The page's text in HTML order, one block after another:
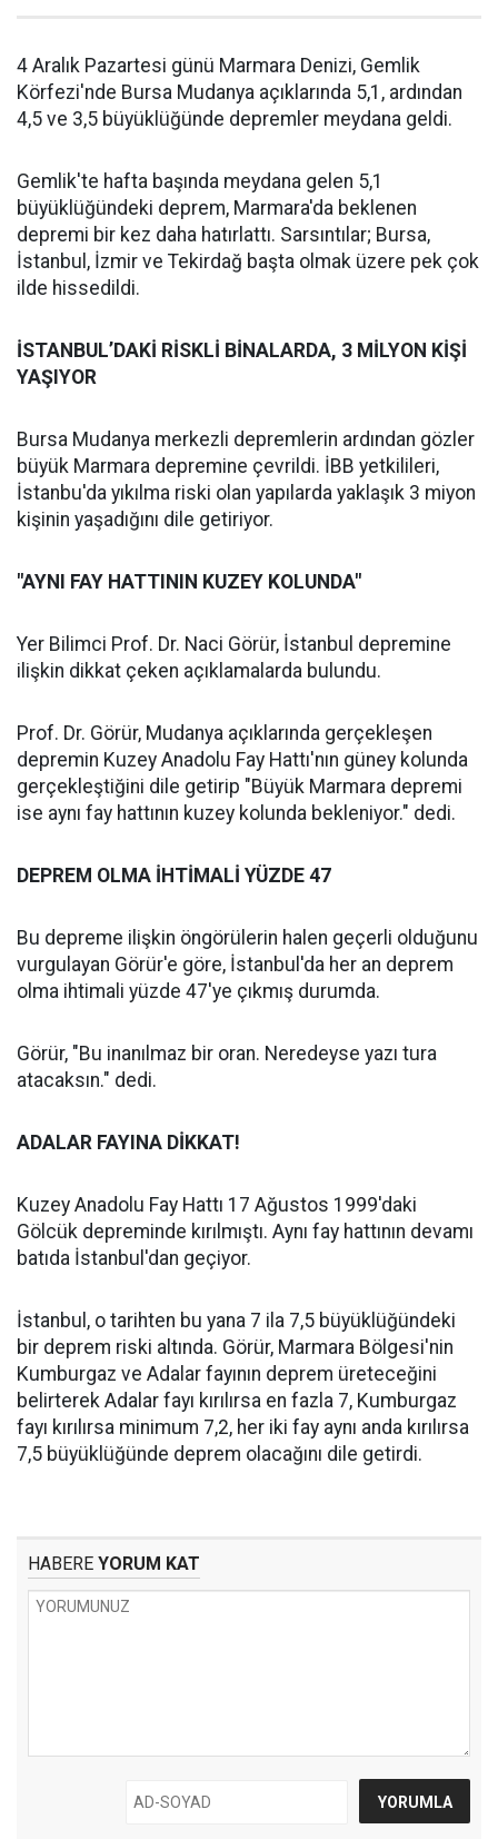
4 Aralık Pazartesi günü Marmara Denizi, Gemlik
Körfezi'nde Bursa Mudanya açıklarında 5,1, ardından
4,5 ve 3,5 büyüklüğünde depremler meydana geldi.
Gemlik'te hafta başında meydana gelen 5,1
büyüklüğündeki deprem, Marmara'da beklenen
depremi bir kez daha hatırlattı. Sarsıntılar; Bursa,
İstanbul, İzmir ve Tekirdağ başta olmak üzere pek çok
ilde hissedildi.
İSTANBUL’DAKİ RİSKLİ BİNALARDA, 3 MİLYON KİŞİ
YAŞIYOR
Bursa Mudanya merkezli depremlerin ardından gözler
büyük Marmara depremine çevrildi. İBB yetkilileri,
İstanbu'da yıkılma riski olan yapılarda yaklaşık 3 miyon
kişinin yaşadığını dile getiriyor.
"AYNI FAY HATTININ KUZEY KOLUNDA"
Yer Bilimci Prof. Dr. Naci Görür, İstanbul depremine
ilişkin dikkat çeken açıklamalarda bulundu.
Prof. Dr. Görür, Mudanya açıklarında gerçekleşen
depremin Kuzey Anadolu Fay Hattı'nın güney kolunda
gerçekleştiğini dile getirip "Büyük Marmara depremi
ise aynı fay hattının kuzey kolunda bekleniyor." dedi.
DEPREM OLMA İHTİMALİ YÜZDE 47
Bu depreme ilişkin öngörülerin halen geçerli olduğunu
vurgulayan Görür'e göre, İstanbul'da her an deprem
olma ihtimali yüzde 47'ye çıkmış durumda.
Görür, "Bu inanılmaz bir oran. Neredeyse yazı tura
atacaksın." dedi.
ADALAR FAYINA DİKKAT!
Kuzey Anadolu Fay Hattı 17 Ağustos 1999'daki
Gölcük depreminde kırılmıştı. Aynı fay hattının devamı
batıda İstanbul'dan geçiyor.
İstanbul, o tarihten bu yana 7 ila 7,5 büyüklüğündeki
bir deprem riski altında. Görür, Marmara Bölgesi'nin
Kumburgaz ve Adalar fayının deprem üreteceğini
belirterek Adalar fayı kırılırsa en fazla 7, Kumburgaz
fayı kırılırsa minimum 7,2, her iki fay aynı anda kırılırsa
7,5 büyüklüğünde deprem olacağını dile getirdi.
HABERE YORUM KAT